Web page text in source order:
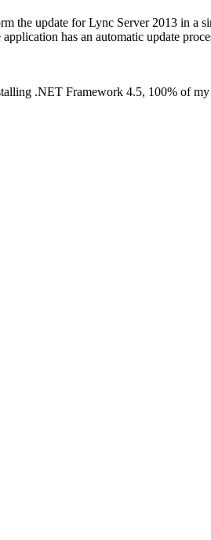
the update for Lync Server 2013 in a
has an automatic update
.NET Framework 4.5, 100% of